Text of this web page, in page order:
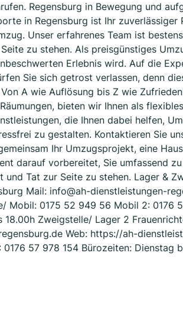
Regensburg in Bewegung und
in Regensburg ist Ihr zuverlässiger
Unser erfahrenes Team ist
zu stehen. Als preisgünstiges
Erlebnis wird. Auf die
Sie sich getrost verlassen, denn
A wie Auflösung bis Z wie
bieten wir Ihnen als flexibles
die Ihnen dabei helfen,
zu gestalten. Kontaktieren Sie
Ihr Umzugsprojekt, eine
darauf vorbereitet, Sie umfassend
und Tat zur Seite zu stehen. Lager &
Mail: info@ah-dienstleistungen-
Mobil: 0175 52 949 56 Mobil 2: 0176
Zweigstelle/ Lager 2
Web: https://ah-
57 978 154 Bürozeiten: Dienstag